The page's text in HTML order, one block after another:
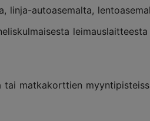
linja-autoasemalta,
matkakorttien